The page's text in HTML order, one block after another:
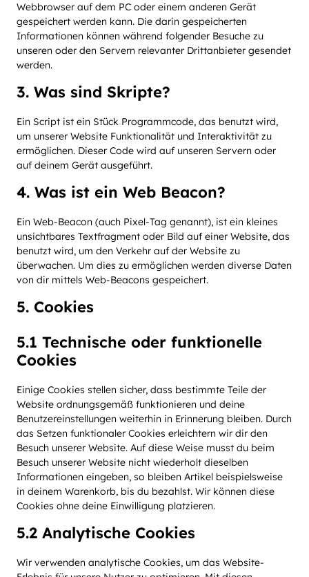
Webbrowser auf dem PC oder einem anderen Gerät
gespeichert werden kann. Die darin gespeicherten
Informationen können während folgender Besuche zu
unseren oder den Servern relevanter Drittanbieter gesendet
werden.
3. Was sind Skripte?
Ein Script ist ein Stück Programmcode, das benutzt wird,
um unserer Website Funktionalität und Interaktivität zu
ermöglichen. Dieser Code wird auf unseren Servern oder
auf deinem Gerät ausgeführt.
4. Was ist ein Web Beacon?
Ein Web-Beacon (auch Pixel-Tag genannt), ist ein kleines
unsichtbares Textfragment oder Bild auf einer Website, das
benutzt wird, um den Verkehr auf der Website zu
überwachen. Um dies zu ermöglichen werden diverse Daten
von dir mittels Web-Beacons gespeichert.
5. Cookies
5.1 Technische oder funktionelle
Cookies
Einige Cookies stellen sicher, dass bestimmte Teile der
Website ordnungsgemäß funktionieren und deine
Benutzereinstellungen weiterhin in Erinnerung bleiben. Durch
das Setzen funktionaler Cookies erleichtern wir dir den
Besuch unserer Website. Auf diese Weise musst du beim
Besuch unserer Website nicht wiederholt dieselben
Informationen eingeben, so bleiben Artikel beispielsweise
in deinem Warenkorb, bis du bezahlst. Wir können diese
Cookies ohne deine Einwilligung platzieren.
5.2 Analytische Cookies
Wir verwenden analytische Cookies, um das Website-